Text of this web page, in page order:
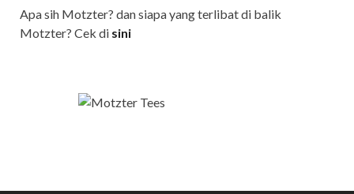
Apa sih Motzter? dan siapa yang terlibat di balik
Motzter? Cek di sini